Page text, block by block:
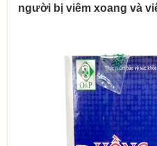
người bị viêm xoang và